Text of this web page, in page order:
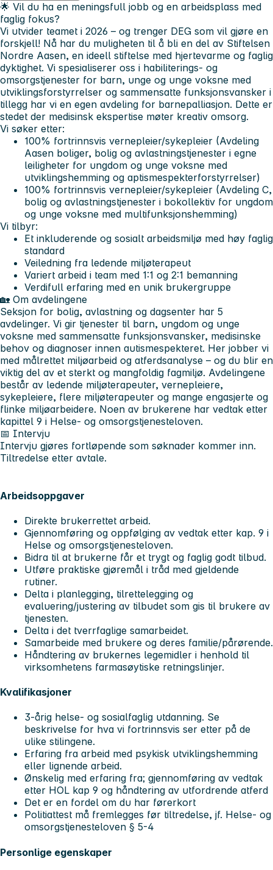
🌟 Vil du ha en meningsfull jobb og en arbeidsplass med
faglig fokus?
Vi utvider teamet i 2026 – og trenger DEG som vil gjøre en
forskjell! Nå har du muligheten til å bli en del av Stiftelsen
Nordre Aasen, en ideell stiftelse med hjertevarme og faglig
dyktighet. Vi spesialiserer oss i habiliterings- og
omsorgstjenester for barn, unge og unge voksne med
utviklingsforstyrrelser og sammensatte funksjonsvansker i
tillegg har vi en egen avdeling for barnepalliasjon. Dette er
stedet der medisinsk ekspertise møter kreativ omsorg.
Vi søker etter:
100% fortrinnsvis vernepleier/sykepleier (Avdeling
Aasen boliger, bolig og avlastningstjenester i egne
leiligheter for ungdom og unge voksne med
utviklingshemming og aptismespekterforstyrrelser)
100% fortrinnsvis vernepleier/sykepleier (Avdeling C,
bolig og avlastningstjenester i bokollektiv for ungdom
og unge voksne med multifunksjonshemming)
Vi tilbyr:
Et inkluderende og sosialt arbeidsmiljø med høy faglig
standard
Veiledning fra ledende miljøterapeut
Variert arbeid i team med 1:1 og 2:1 bemanning
Verdifull erfaring med en unik brukergruppe
🏡 Om avdelingene
Seksjon for bolig, avlastning og dagsenter har 5
avdelinger. Vi gir tjenester til barn, ungdom og unge
voksne med sammensatte funksjonsvansker, medisinske
behov og diagnoser innen autismespekteret. Her jobber vi
med målrettet miljøarbeid og atferdsanalyse – og du blir en
viktig del av et sterkt og mangfoldig fagmiljø. Avdelingene
består av ledende miljøterapeuter, vernepleiere,
sykepleiere, flere miljøterapeuter og mange engasjerte og
flinke miljøarbeidere. Noen av brukerene har vedtak etter
kapittel 9 i Helse- og omsorgstjenesteloven.
📅 Intervju
Intervju gjøres fortløpende som søknader kommer inn.
Tiltredelse etter avtale.
Arbeidsoppgaver
Direkte brukerrettet arbeid.
Gjennomføring og oppfølging av vedtak etter kap. 9 i
Helse og omsorgstjenesteloven.
Bidra til at brukerne får et trygt og faglig godt tilbud.
Utføre praktiske gjøremål i tråd med gjeldende
rutiner.
Delta i planlegging, tilrettelegging og
evaluering/justering av tilbudet som gis til brukere av
tjenesten.
Delta i det tverrfaglige samarbeidet.
Samarbeide med brukere og deres familie/pårørende.
Håndtering av brukernes legemidler i henhold til
virksomhetens farmasøytiske retningslinjer.
Kvalifikasjoner
3-årig helse- og sosialfaglig utdanning. Se
beskrivelse for hva vi fortrinnsvis ser etter på de
ulike stilingene.
Erfaring fra arbeid med psykisk utviklingshemming
eller lignende arbeid.
Ønskelig med erfaring fra; gjennomføring av vedtak
etter HOL kap 9 og håndtering av utfordrende atferd
Det er en fordel om du har førerkort
Politiattest må fremlegges før tiltredelse, jf. Helse- og
omsorgstjenesteloven § 5-4
Personlige egenskaper